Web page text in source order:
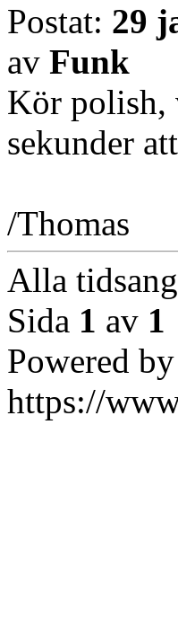
Postat: 29
av Funk
Kör polish,
sekunder
/Thomas
Alla
Sida 1 av 1
Powered
https://